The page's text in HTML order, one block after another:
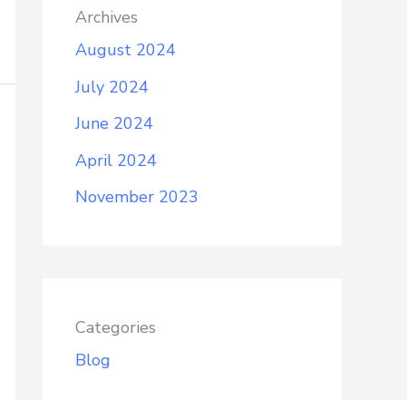
Archives
August 2024
July 2024
June 2024
April 2024
November 2023
Categories
Blog